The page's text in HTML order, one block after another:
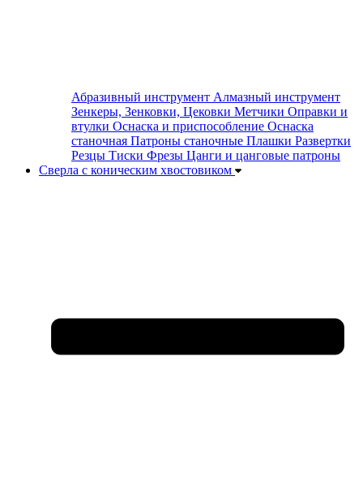
Абразивный инструмент Алмазный инструмент
Зенкеры, Зенковки, Цековки Метчики Оправки и
втулки Оснаска и приспособление Оснаска
станочная Патроны станочные Плашки Развертки
Резцы Тиски Фрезы Цанги и цанговые патроны
Сверла с коническим хвостовиком